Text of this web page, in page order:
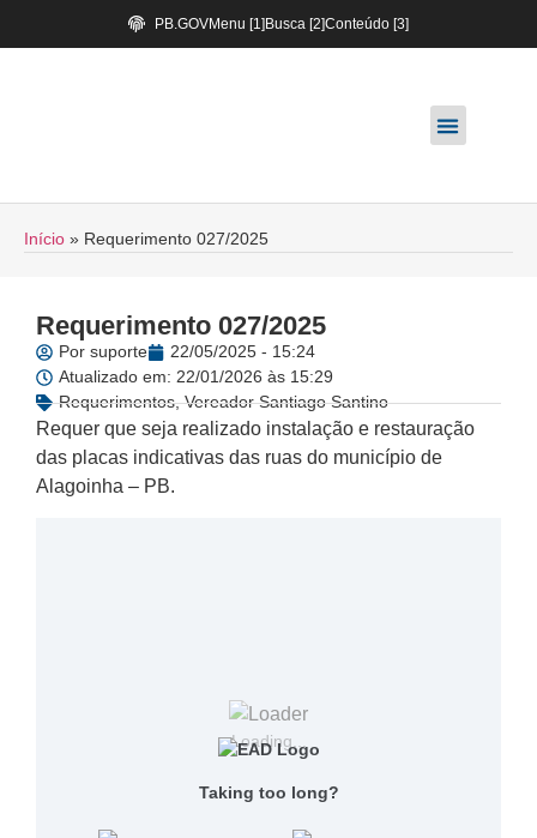
PB.GOVMenu [1] Busca [2]Conteúdo [3]
Início » Requerimento 027/2025
Requerimento 027/2025
Por suporte
22/05/2025 - 15:24
Atualizado em: 22/01/2026 às 15:29
Requerimentos,Vereador Santiago Santino
Requer que seja realizado instalação e restauração
das placas indicativas das ruas do município de
Alagoinha – PB.
Loading...
Taking too long?